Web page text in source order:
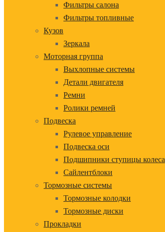
Фильтры салона
Фильтры топливные
Кузов
Зеркала
Моторная группа
Выхлопные системы
Детали двигателя
Ремни
Ролики ремней
Подвеска
Рулевое управление
Подвеска оси
Подшипники ступицы колеса
Сайлентблоки
Тормозные системы
Тормозные колодки
Тормозные диски
Прокладки